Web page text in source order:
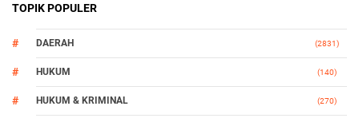
TOPIK POPULER
DAERAH (2831)
HUKUM (140)
HUKUM & KRIMINAL (270)